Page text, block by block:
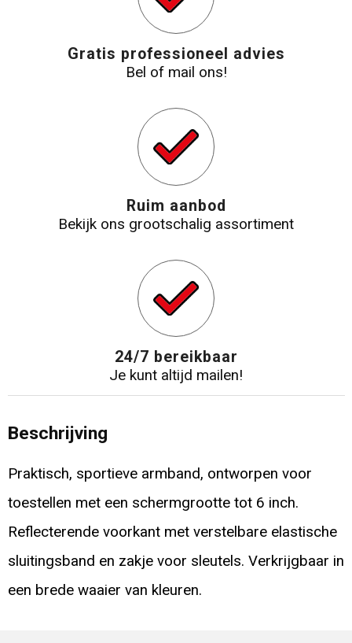
Gratis professioneel advies
Bel of mail ons!
Ruim aanbod
Bekijk ons grootschalig assortiment
24/7 bereikbaar
Je kunt altijd mailen!
Beschrijving
Praktisch, sportieve armband, ontworpen voor
toestellen met een schermgrootte tot 6 inch.
Reflecterende voorkant met verstelbare elastische
sluitingsband en zakje voor sleutels. Verkrijgbaar in
een brede waaier van kleuren.